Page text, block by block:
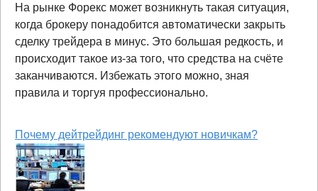
На рынке Форекс может возникнуть такая ситуация,
когда брокеру понадобится автоматически закрыть
сделку трейдера в минус. Это большая редкость, и
происходит такое из-за того, что средства на счёте
заканчиваются. Избежать этого можно, зная
правила и торгуя профессионально.
Почему дейтрейдинг рекомендуют новичкам?